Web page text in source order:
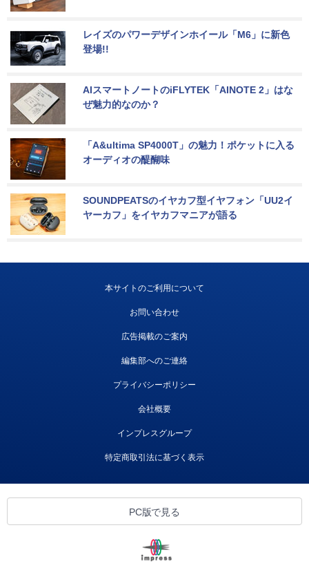
レイズのパワーデザインホイール「M6」に新色
登場!!
AIスマートノートのiFLYTEK「AINOTE 2」はな
ぜ魅力的なのか？
「A&ultima SP4000T」の魅力！ポケットに入る
オーディオの醍醐味
SOUNDPEATSのイヤカフ型イヤフォン「UU2イ
ヤーカフ」をイヤカフマニアが語る
本サイトのご利用について
お問い合わせ
広告掲載のご案内
編集部へのご連絡
プライバシーポリシー
会社概要
インプレスグループ
特定商取引法に基づく表示
PC版で見る